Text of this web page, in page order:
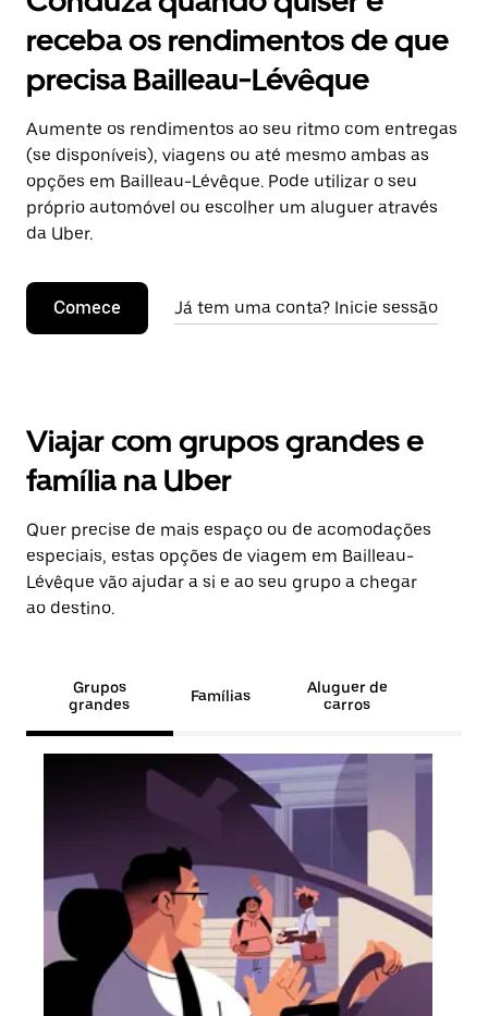
receba os rendimentos de que
precisa Bailleau-Lévêque
Aumente os rendimentos ao seu ritmo com entregas
(se disponíveis), viagens ou até mesmo ambas as
opções em Bailleau-Lévêque. Pode utilizar o seu
próprio automóvel ou escolher um aluguer através
da Uber.
Comece Já tem uma conta? Inicie sessão
Viajar com grupos grandes e
família na Uber
Quer precise de mais espaço ou de acomodações
especiais, estas opções de viagem em Bailleau-
Lévêque vão ajudar a si e ao seu grupo a chegar
ao destino.
Grupos
grandes
Famílias
Aluguer de
carros